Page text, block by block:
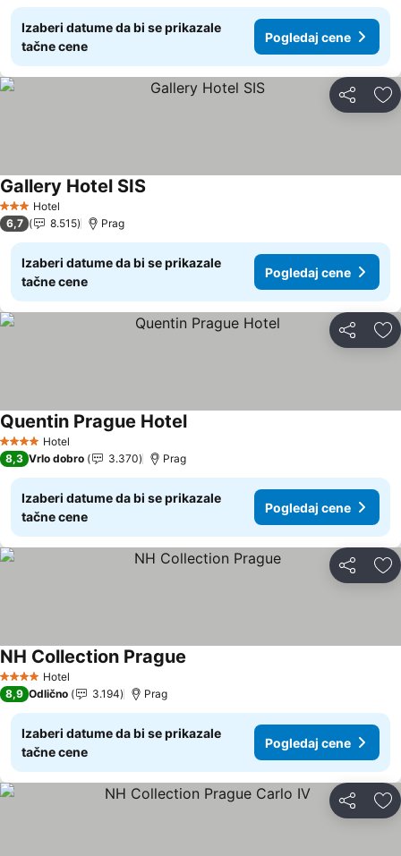
Izaberi datume da bi se prikazale
tačne cene
Pogledaj cene
Deli
3 Zvezdice
Hotel
Gallery Hotel SIS
6,7 8.515 Prag
Izaberi datume da bi se prikazale
tačne cene
Pogledaj cene
Deli
4 ZvezdiceHotel
Quentin Prague HotelPogledaj cene
8,3 Vrlo dobro 3.370 Prag
Izaberi datume da bi se prikazale
tačne cene
Pogledaj cene
Deli
4 ZvezdiceHotel
NH Collection Prague
8,9 Odlično 3.194 Prag
Izaberi datume da bi se prikazale
tačne cene
Pogledaj cene
Deli